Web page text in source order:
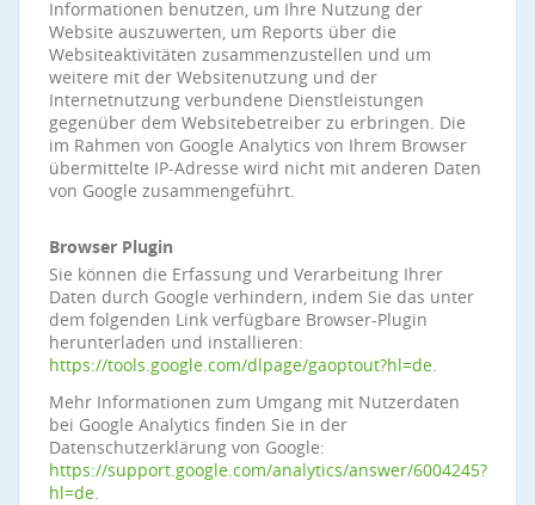
Informationen benutzen, um Ihre Nutzung der
Website auszuwerten, um Reports über die
Websiteaktivitäten zusammenzustellen und um
weitere mit der Websitenutzung und der
Internetnutzung verbundene Dienstleistungen
gegenüber dem Websitebetreiber zu erbringen. Die
im Rahmen von Google Analytics von Ihrem Browser
übermittelte IP-Adresse wird nicht mit anderen Daten
von Google zusammengeführt.
Browser Plugin
Sie können die Erfassung und Verarbeitung Ihrer
Daten durch Google verhindern, indem Sie das unter
dem folgenden Link verfügbare Browser-Plugin
herunterladen und installieren:
https://tools.google.com/dlpage/gaoptout?hl=de.
Mehr Informationen zum Umgang mit Nutzerdaten
bei Google Analytics finden Sie in der
Datenschutzerklärung von Google:
https://support.google.com/analytics/answer/6004245?
hl=de.